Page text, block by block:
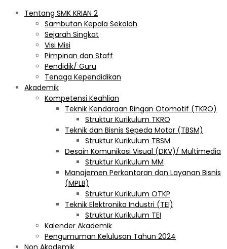
Tentang SMK KRIAN 2
Sambutan Kepala Sekolah
Sejarah Singkat
Visi Misi
Pimpinan dan Staff
Pendidik/ Guru
Tenaga Kependidikan
Akademik
Kompetensi Keahlian
Teknik Kendaraan Ringan Otomotif (TKRO)
Struktur Kurikulum TKRO
Teknik dan Bisnis Sepeda Motor (TBSM)
Struktur Kurikulum TBSM
Desain Komunikasi Visual (DKV)/ Multimedia
Struktur Kurikulum MM
Manajemen Perkantoran dan Layanan Bisnis
(MPLB)
Struktur Kurikulum OTKP
Teknik Elektronika Industri (TEI)
Struktur Kurikulum TEI
Kalender Akademik
Pengumuman Kelulusan Tahun 2024
Non Akademik